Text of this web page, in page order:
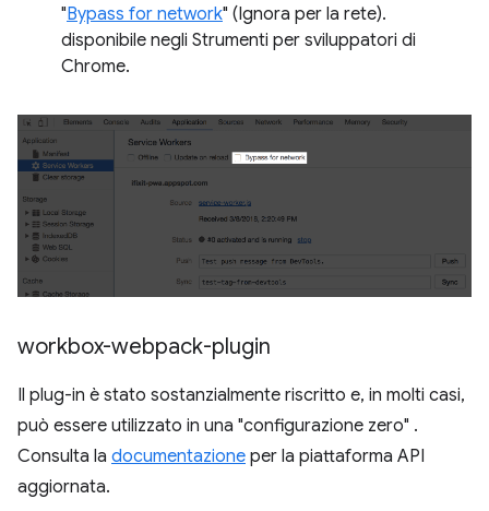
"Bypass for network" (Ignora per la rete).
disponibile negli Strumenti per sviluppatori di
Chrome.
workbox-webpack-plugin
Il plug-in è stato sostanzialmente riscritto e, in molti casi,
può essere utilizzato in una "configurazione zero" .
Consulta la documentazione per la piattaforma API
aggiornata.